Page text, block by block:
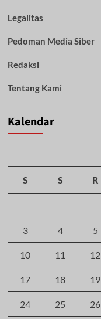
Legalitas
Pedoman Media Siber
Redaksi
Tentang Kami
Kalendar
S S R
3 4 5
10 11 12
17 18 19
24 25 26